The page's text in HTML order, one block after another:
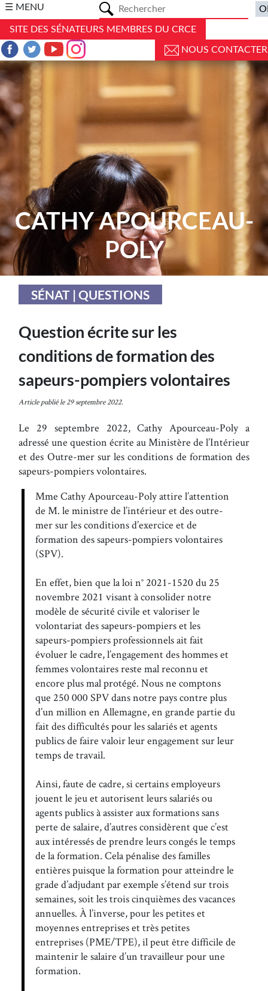
☰ MENU
SITE DES SÉNATEURS MEMBRES DU CRCE
NOUS CONTACTER
CATHY APOURCEAU-
POLY
SÉNAT | QUESTIONS
Question écrite sur les
conditions de formation des
sapeurs-pompiers volontaires
Article publié le 29 septembre 2022.
Le 29 septembre 2022, Cathy Apourceau-Poly a
adressé une question écrite au Ministère de l’Intérieur
et des Outre-mer sur les conditions de formation des
sapeurs-pompiers volontaires.
Mme Cathy Apourceau-Poly attire l’attention
de M. le ministre de l’intérieur et des outre-
mer sur les conditions d’exercice et de
formation des sapeurs-pompiers volontaires
(SPV).
En effet, bien que la loi n° 2021-1520 du 25
novembre 2021 visant à consolider notre
modèle de sécurité civile et valoriser le
volontariat des sapeurs-pompiers et les
sapeurs-pompiers professionnels ait fait
évoluer le cadre, l’engagement des hommes et
femmes volontaires reste mal reconnu et
encore plus mal protégé. Nous ne comptons
que 250 000 SPV dans notre pays contre plus
d’un million en Allemagne, en grande partie du
fait des difficultés pour les salariés et agents
publics de faire valoir leur engagement sur leur
temps de travail.
Ainsi, faute de cadre, si certains employeurs
jouent le jeu et autorisent leurs salariés ou
agents publics à assister aux formations sans
perte de salaire, d’autres considèrent que c’est
aux intéressés de prendre leurs congés le temps
de la formation. Cela pénalise des familles
entières puisque la formation pour atteindre le
grade d’adjudant par exemple s’étend sur trois
semaines, soit les trois cinquièmes des vacances
annuelles. À l’inverse, pour les petites et
moyennes entreprises et très petites
entreprises (PME/TPE), il peut être difficile de
maintenir le salaire d’un travailleur pour une
formation.